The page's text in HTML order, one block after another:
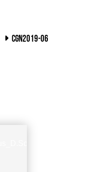
CGN2019-06